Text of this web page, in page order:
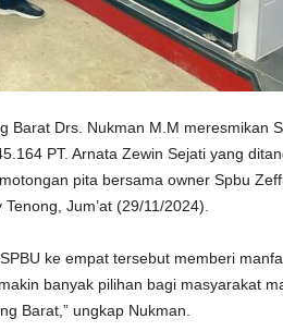
Barat Drs. Nukman M.M meresmikan
PT. Arnata Zewin Sejati yang
pita bersama owner Spbu
Jum’at (29/11/2024).
ke empat tersebut memberi
banyak pilihan bagi masyarakat
Barat,” ungkap Nukman.